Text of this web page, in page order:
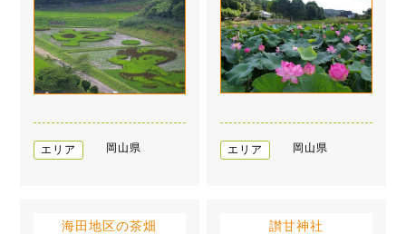
エリア 岡山県 エリア 岡山県
海田地区の茶畑 讃甘神社